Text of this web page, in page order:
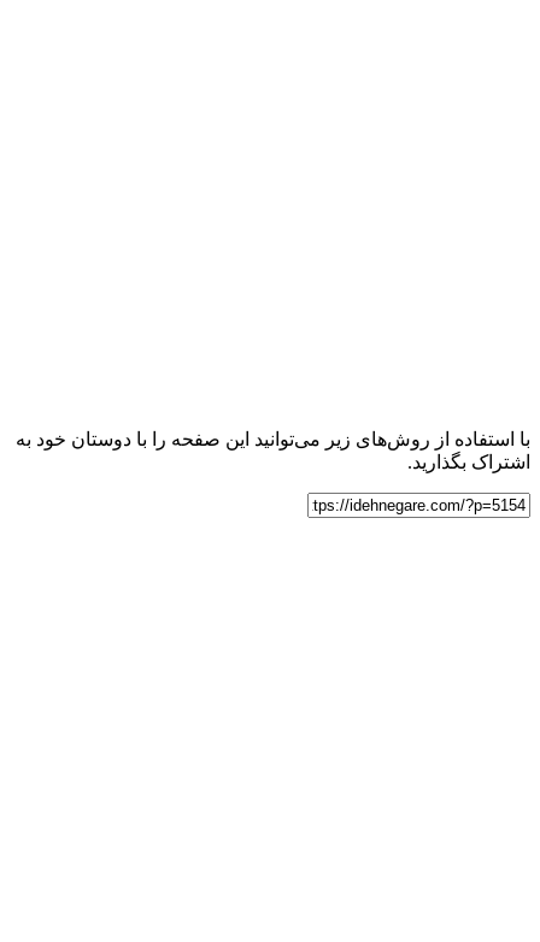
با استفاده از روش‌های زیر می‌توانید این صفحه را با دوستان خود به
اشتراک بگذارید.